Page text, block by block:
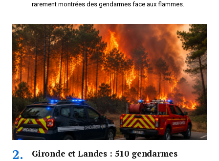
rarement montrées des gendarmes face aux flammes.
Gironde et Landes : 510 gendarmes